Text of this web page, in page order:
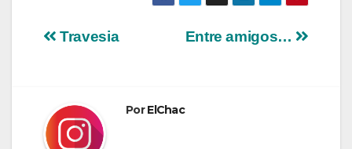
Navegación
entradas
Entre amigos…
Travesia
PorElChac